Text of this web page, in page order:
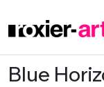
Skip to main content
Blue